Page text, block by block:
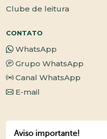
Clube de leitura
CONTATO
WhatsApp
Grupo WhatsApp
Canal WhatsApp
E-mail
Aviso importante!